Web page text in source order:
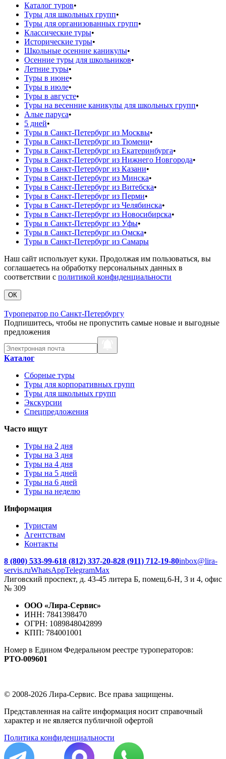
Каталог туров•
Туры для школьных групп•
Туры для организованных групп•
Классические туры•
Исторические туры•
Школьные осенние каникулы•
Осенние туры для школьников•
Летние туры•
Туры в июне•
Туры в июле•
Туры в августе•
Туры на весенние каникулы для школьных групп•
Алые паруса•
5 дней•
Туры в Санкт-Петербург из Москвы•
Туры в Санкт-Петербург из Тюмени•
Туры в Санкт-Петербург из Екатеринбурга•
Туры в Санкт-Петербург из Нижнего Новгорода•
Туры в Санкт-Петербург из Казани•
Туры в Санкт-Петербург из Минска•
Туры в Санкт-Петербург из Витебска•
Туры в Санкт-Петербург из Перми•
Туры в Санкт-Петербург из Челябинска•
Туры в Санкт-Петербург из Новосибирска•
Туры в Санкт-Петербург из Уфы•
Туры в Санкт-Петербург из Омска•
Туры в Санкт-Петербург из Самары
Наш сайт использует куки. Продолжая им пользоваться, вы
соглашаетесь на обработку персональных данных в
соответствии с политикой конфиденциальности
ОК
Туроператор по Санкт-Петербургу
Подпишитесь, чтобы не пропустить самые новые и выгодные
предложения
Каталог
Сборные туры
Туры для корпоративных групп
Туры для школьных групп
Экскурсии
Спецпредложения
Часто ищут
Туры на 2 дня
Туры на 3 дня
Туры на 4 дня
Туры на 5 дней
Туры на 6 дней
Туры на неделю
Информация
Туристам
Агентствам
Контакты
8 (800) 533-99-618 (812) 337-20-828 (911) 712-19-80inbox@lira-
servis.ruWhatsAppTelegramMax
Лиговский проспект, д. 43-45 литера Б, помещ.6-Н, 3 и 4, офис
№ 309
ООО «Лира-Сервис»
ИНН: 7841398470
ОГРН: 1089848042899
КПП: 784001001
Номер в Едином Федеральном реестре туроператоров:
РTO‑009601
© 2008-2026 Лира-Сервис. Все права защищены.
Представленная на сайте информация носит справочный
характер и не является публичной офертой
Политика конфиденциальности